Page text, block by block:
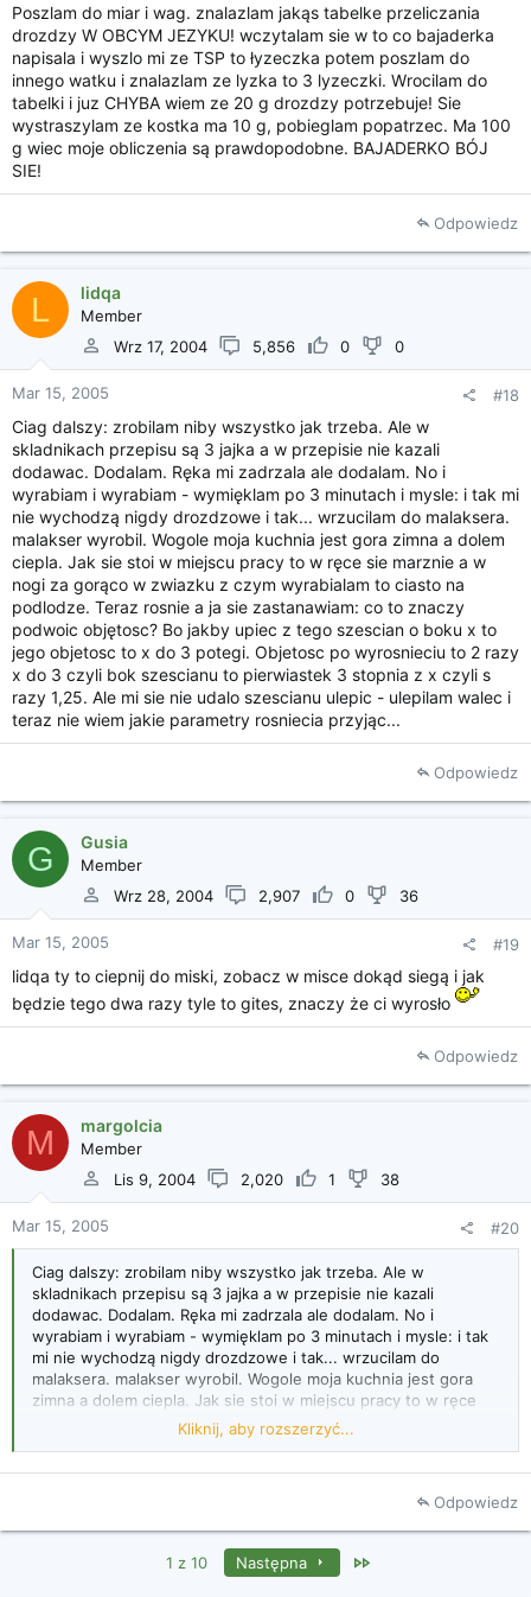
Poszlam do miar i wag. znalazlam jakąs tabelke przeliczania
drozdzy W OBCYM JEZYKU! wczytalam sie w to co bajaderka
napisala i wyszlo mi ze TSP to łyzeczka potem poszlam do
innego watku i znalazlam ze lyzka to 3 lyzeczki. Wrocilam do
tabelki i juz CHYBA wiem ze 20 g drozdzy potrzebuje! Sie
wystraszylam ze kostka ma 10 g, pobieglam popatrzec. Ma 100
g wiec moje obliczenia są prawdopodobne. BAJADERKO BÓJ
SIE!
Odpowiedz
L lidqa
Member
Wrz 17, 2004
5,856 0 0
Mar 15, 2005 #18
Ciag dalszy: zrobilam niby wszystko jak trzeba. Ale w
skladnikach przepisu są 3 jajka a w przepisie nie kazali
dodawac. Dodalam. Ręka mi zadrzala ale dodalam. No i
wyrabiam i wyrabiam - wymięklam po 3 minutach i mysle: i tak mi
nie wychodzą nigdy drozdzowe i tak... wrzucilam do malaksera.
malakser wyrobil. Wogole moja kuchnia jest gora zimna a dolem
ciepla. Jak sie stoi w miejscu pracy to w ręce sie marznie a w
nogi za gorąco w zwiazku z czym wyrabialam to ciasto na
podlodze. Teraz rosnie a ja sie zastanawiam: co to znaczy
podwoic objętosc? Bo jakby upiec z tego szescian o boku x to
jego objetosc to x do 3 potegi. Objetosc po wyrosnieciu to 2 razy
x do 3 czyli bok szescianu to pierwiastek 3 stopnia z x czyli s
razy 1,25. Ale mi sie nie udalo szescianu ulepic - ulepilam walec i
teraz nie wiem jakie parametry rosniecia przyjąc...
Odpowiedz
G Gusia
Member
Wrz 28, 2004
2,907 0 36
Mar 15, 2005 #19
lidqa ty to ciepnij do miski, zobacz w misce dokąd siegą i jak
będzie tego dwa razy tyle to gites, znaczy że ci wyrosło
Odpowiedz
M margolcia
Member
Lis 9, 2004
2,020 1 38
Mar 15, 2005 #20
Ciag dalszy: zrobilam niby wszystko jak trzeba. Ale w
skladnikach przepisu są 3 jajka a w przepisie nie kazali
dodawac. Dodalam. Ręka mi zadrzala ale dodalam. No i
wyrabiam i wyrabiam - wymięklam po 3 minutach i mysle: i tak
mi nie wychodzą nigdy drozdzowe i tak... wrzucilam do
malaksera. malakser wyrobil. Wogole moja kuchnia jest gora
zimna a dolem ciepla. Jak sie stoi w miejscu pracy to w ręce
sie marznie a w nogi za gorąco w zwiazku z czym wyrabialam
to ciasto na podlodze. Teraz rosnie a ja sie zastanawiam: co to
wyrosnieciu to 2 razy x do 3 czyli bok szescianu to pierwiastek
3 stopnia z x czyli s razy 1,25. Ale mi sie nie udalo szescianu
ulepic - ulepilam walec i teraz nie wiem jakie parametry
Kliknij, aby rozszerzyć...
Odpowiedz
1 z 10 Następna